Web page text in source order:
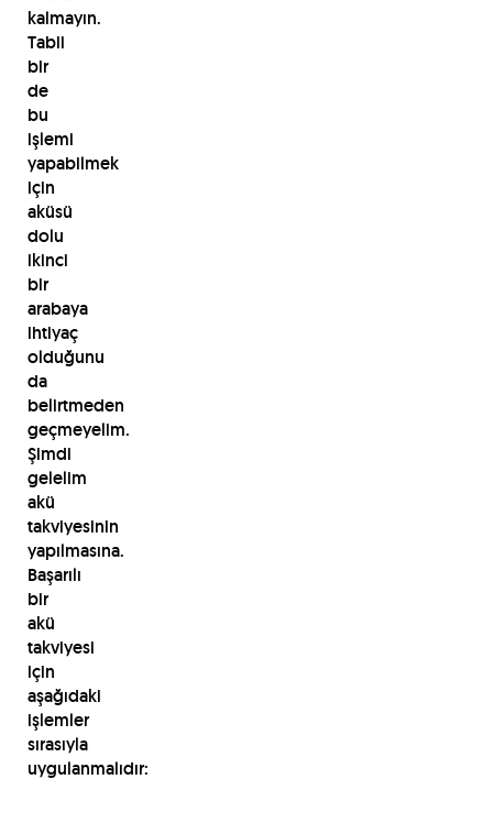
kalmayın.
Tabii
bir
de
bu
işlemi
yapabilmek
için
aküsü
dolu
ikinci
bir
arabaya
ihtiyaç
olduğunu
da
belirtmeden
geçmeyelim.
Şimdi
gelelim
akü
takviyesinin
yapılmasına.
Başarılı
bir
akü
takviyesi
için
aşağıdaki
işlemler
sırasıyla
uygulanmalıdır: